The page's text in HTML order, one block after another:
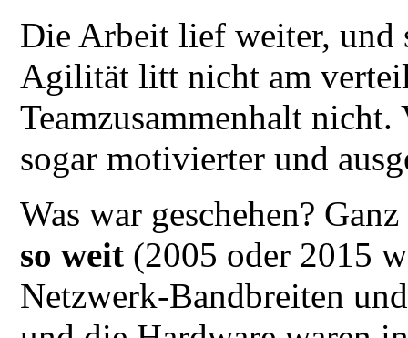
Die Arbeit lief weiter, und
Agilität litt nicht am
Teamzusammenhalt
sogar motivierter und
Was war geschehen?
so weit (2005 oder 2015
Netzwerk-Bandbreiten